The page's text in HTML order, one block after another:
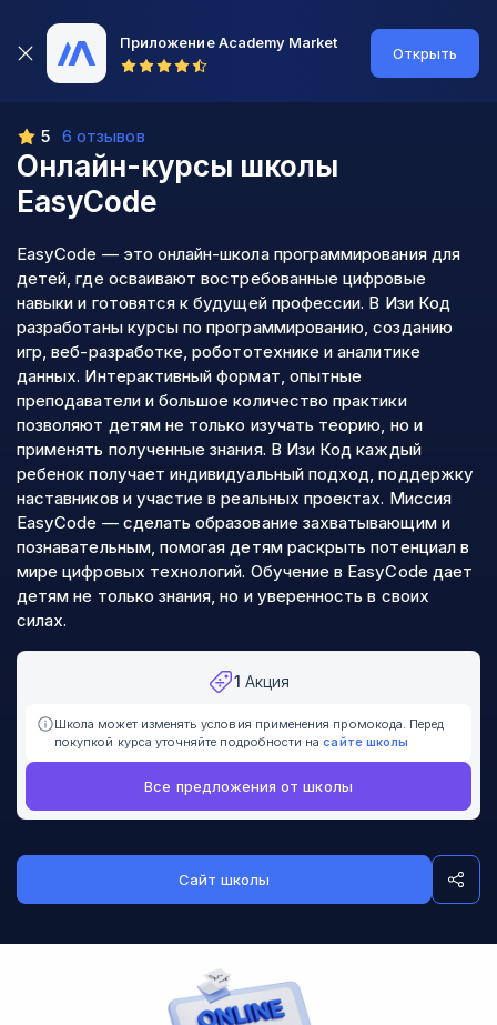
Приложение Academy Market
Открыть
Онлайн-курсы школы
EasyCode
5 6 отзывов
EasyCode — это онлайн-школа программирования для
детей, где осваивают востребованные цифровые
навыки и готовятся к будущей профессии. В Изи Код
разработаны курсы по программированию, созданию
игр, веб-разработке, робототехнике и аналитике
данных. Интерактивный формат, опытные
преподаватели и большое количество практики
позволяют детям не только изучать теорию, но и
применять полученные знания. В Изи Код каждый
ребенок получает индивидуальный подход, поддержку
наставников и участие в реальных проектах. Миссия
EasyCode — сделать образование захватывающим и
познавательным, помогая детям раскрыть потенциал в
мире цифровых технологий. Обучение в EasyCode дает
детям не только знания, но и уверенность в своих
силах.
1 Акция
Школа может изменять условия применения промокода. Перед
покупкой курса уточняйте подробности на сайте школы
Все предложения от школы
Сайт школы